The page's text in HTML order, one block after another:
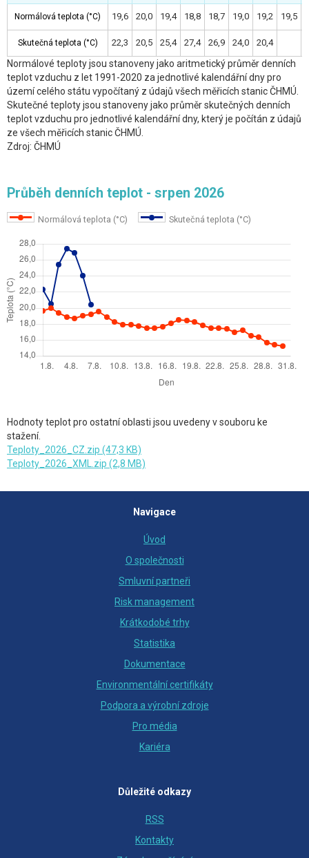
Normálová teplota (°C) 19,6 20,0 19,4 18,8 18,7 19,0 19,2 19,5
Skutečná teplota (°C) 22,3 20,5 25,4 27,4 26,9 24,0 20,4
Normálová teplota (°C)
Skutečná teplota (°C)
Normálové teploty jsou stanoveny jako aritmetický průměr denních
teplot vzduchu z let 1991-2020 za jednotlivé kalendářní dny pro
území celého státu vypočítaný z údajů všech měřicích stanic ČHMÚ.
Skutečné teploty jsou stanoveny jako průměr skutečných denních
teplot vzduchu pro jednotlivé kalendářní dny, který je počítán z údajů
ze všech měřicích stanic ČHMÚ.
Zdroj: ČHMÚ
Průběh denních teplot - srpen 2026
Normálová teplota (°C) Skutečná teplota (°C)
Hodnoty teplot pro ostatní oblasti jsou uvedeny v souboru ke
stažení.
Teploty_2026_CZ.zip (47,3 KB)
Teploty_2026_XML.zip (2,8 MB)
Navigace
Úvod
O společnosti
Smluvní partneři
Risk management
Krátkodobé trhy
Statistika
Dokumentace
Environmentální certifikáty
Podpora a výrobní zdroje
Pro média
Kariéra
Důležité odkazy
RSS
Kontakty